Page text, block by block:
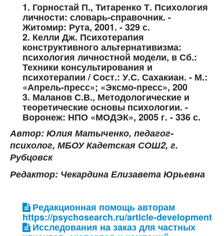
1. Горностай П., Титаренко Т. Психология
личности: словарь-справочник. -
Житомир: Рута, 2001. - 329 с.
2. Келли Дж. Психотерапия
конструктивного альтернативизма:
психология личностной модели, в Сб.:
Техники консультирования и
психотерапии / Сост.: У.С. Сахакиан. - М.:
«Апрель-пресс»; «Эксмо-пресс», 200
3. Маланов С.В., Методологические и
теоретические основы психологии. -
Воронеж: НПО «МОДЭК», 2005 г. - 336 с.
Автор: Юлия Матыченко, педагог-
психолог, МБОУ Кадетская СОШ2, г.
Рубцовск
Редактор: Чекардина Елизавета Юрьевна
Редакционная помощь авторам
https://psychosearch.ru/article-development
Исследования на заказ для частных